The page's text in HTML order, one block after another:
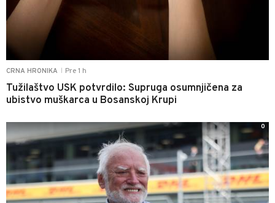
CRNA HRONIKA Pre 1 h
Tužilaštvo USK potvrdilo: Supruga osumnjičena za
ubistvo muškarca u Bosanskoj Krupi
0